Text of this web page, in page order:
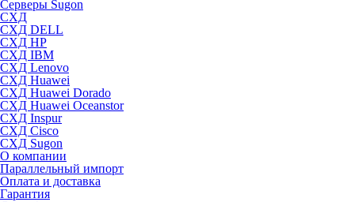
Серверы Sugon
СХД
СХД DELL
СХД HP
СХД IBM
СХД Lenovo
СХД Huawei
СХД Huawei Dorado
СХД Huawei Oceanstor
СХД Inspur
СХД Cisco
СХД Sugon
О компании
Параллельный импорт
Оплата и доставка
Гарантия